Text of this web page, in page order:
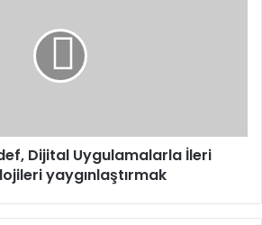
Dijital Uygulamalarla İleri
yaygınlaştırmak